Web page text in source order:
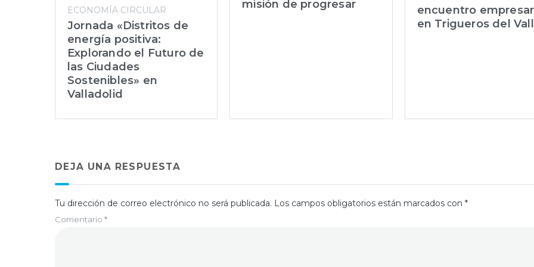
ECONOMÍA CIRCULAR
Jornada «Distritos de
energía positiva:
Explorando el Futuro de
las Ciudades
Sostenibles» en
Valladolid
misión de progresar
encuentro
en Trigueros del
DEJA UNA RESPUESTA
Tu dirección de correo electrónico no será publicada. Los campos obligatorios están marcados con *
Comentario *